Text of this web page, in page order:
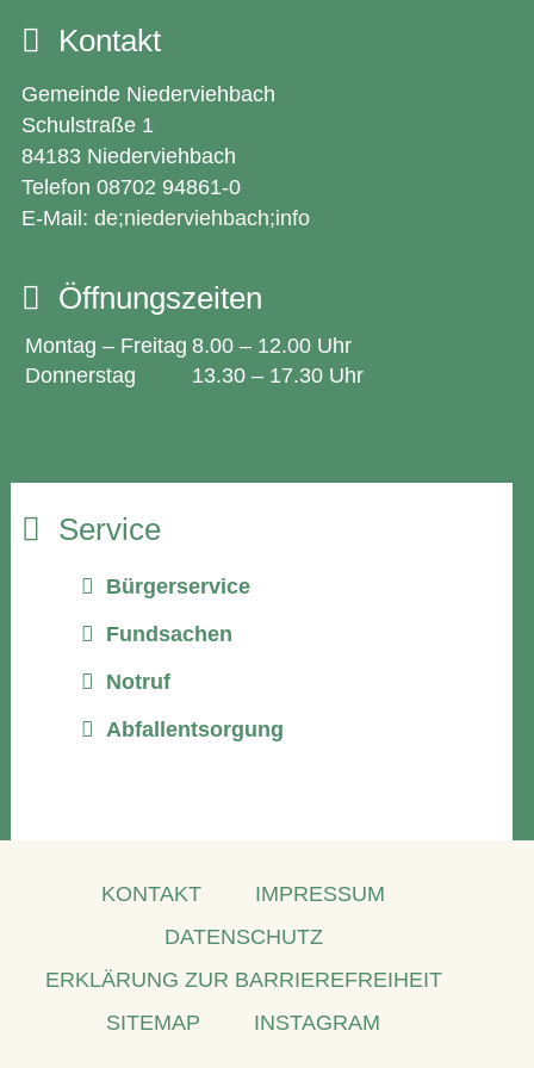
Kontakt
Gemeinde Niederviehbach
Schulstraße 1
84183 Niederviehbach
Telefon 08702 94861-0
E-Mail: de;niederviehbach;info
Öffnungszeiten
Montag – Freitag 8.00 – 12.00 Uhr
Donnerstag
13.30 – 17.30 Uhr
Service
Bürgerservice
Fundsachen
Notruf
Abfallentsorgung
KONTAKT
IMPRESSUM
DATENSCHUTZ
ERKLÄRUNG ZUR BARRIEREFREIHEIT
SITEMAP
INSTAGRAM